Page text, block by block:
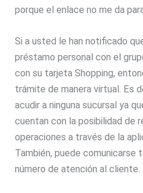
porque el enlace no me da
Si a usted le han notificado
préstamo personal con el
con su tarjeta Shopping,
trámite de manera virtual. Es
acudir a ninguna sucursal ya
cuentan con la posibilidad de
operaciones a través de la
También, puede comunicarse
número de atención al cliente.